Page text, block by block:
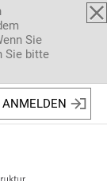
Sie
Sie bitte
ANMELDEN